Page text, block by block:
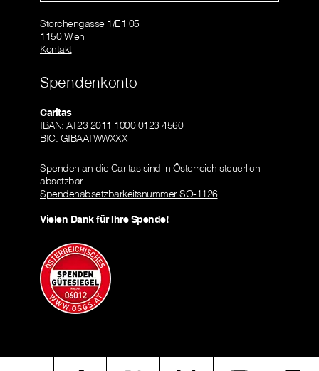
Storchengasse 1/E1 05
1150 Wien
Kontakt
Spendenkonto
Caritas
IBAN: AT23 2011 1000 0123 4560
BIC: GIBAATWWXXX
Spenden an die Caritas sind in Österreich steuerlich
absetzbar.
Spendenabsetzbarkeitsnummer SO-1126
Vielen Dank für Ihre Spende!